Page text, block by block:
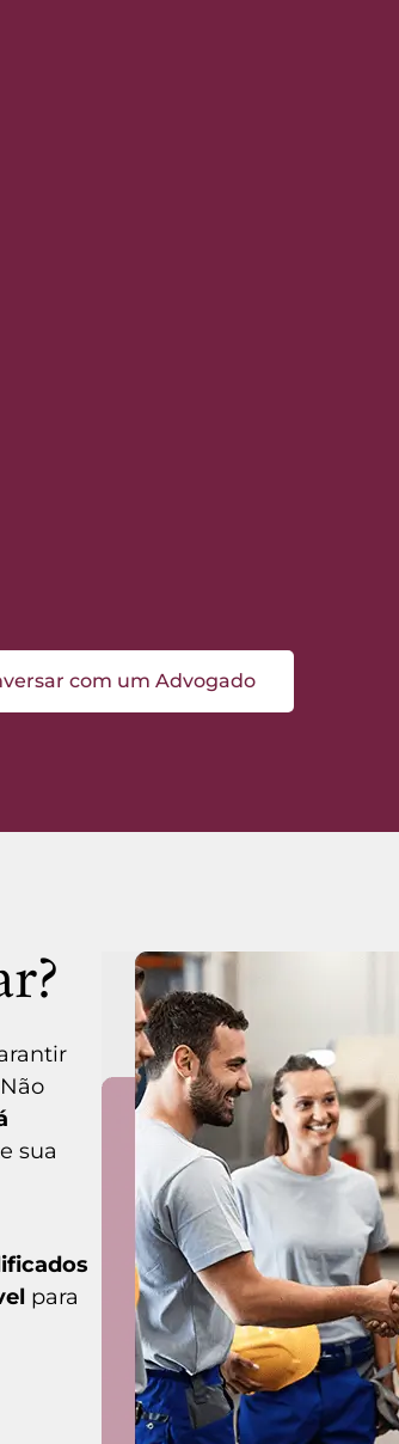
com um Advogado
sua
para